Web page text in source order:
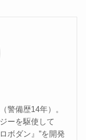
警備歴14年）。
ーを駆使して
ボダン』”を開発